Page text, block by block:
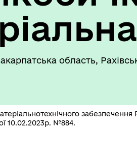
область,
забезпечення
10.02.2023р. №884.